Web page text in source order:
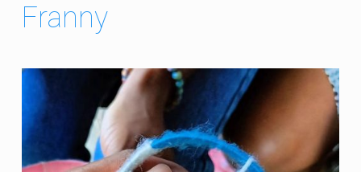
Franny